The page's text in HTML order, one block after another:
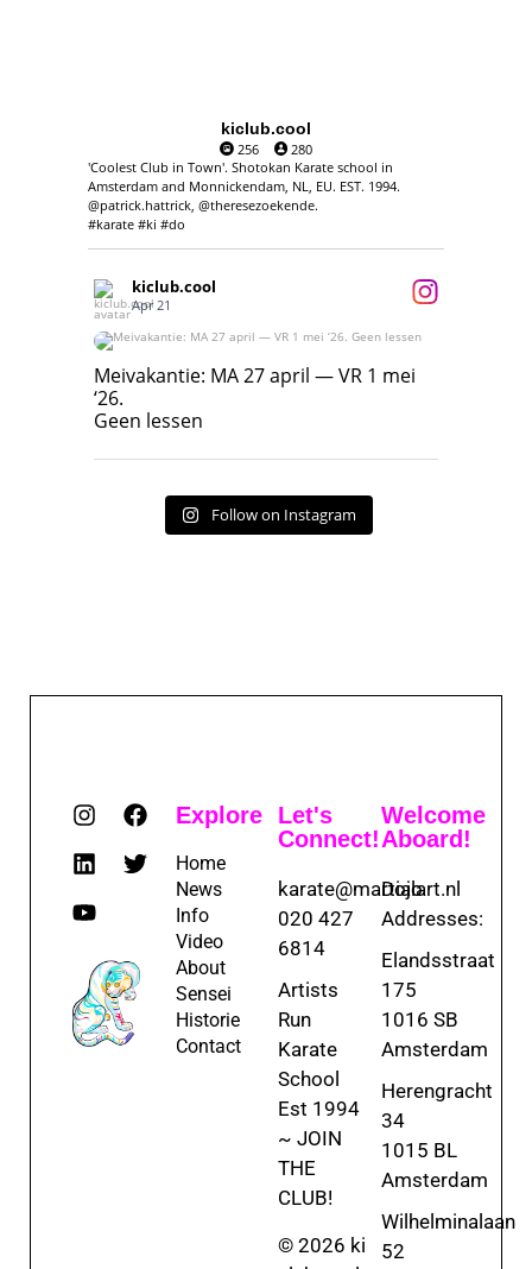
kiclub.cool
256
280
'Coolest Club in Town'. Shotokan Karate school in
Amsterdam and Monnickendam, NL, EU. EST. 1994.
@patrick.hattrick, @theresezoekende.
#karate #ki #do
kiclub.cool
Apr 21
Meivakantie: MA 27 april — VR 1 mei ‘26.
Geen lessen
Meivakantie: MA 27 april — VR 1 mei
‘26.
Geen lessen
Follow on Instagram
Explore
Home
News
Info
Video
About
Sensei
Historie
Contact
Let's
Connect!
karate@martialart.nl
020 427
6814
Artists
Run
Karate
School
Est 1994
~ JOIN
THE
CLUB!
© 2026 ki
Welcome
Aboard!
Dojo
Addresses:
Elandsstraat
175
1016 SB
Amsterdam
Herengracht
34
1015 BL
Amsterdam
Wilhelminalaan
52